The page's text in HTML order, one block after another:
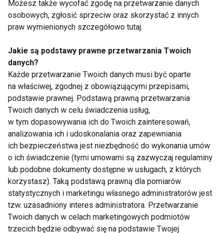
chłodniki, jogurt z owocami, koktajle na bazie kefiru
czy grillowana cukinia z dodatkiem świeżych ziół.
Takie posiłki nie tylko pomagają utrzymać
nawodnienie, ale również dostarczają energii i
niezbędnych składników odżywczych.
Jeśli zastanawiasz się,co jeść, żeby się nawodnić
odpowiedź jest prostsza, niż się wydaje. Arbuz,
ogórek, pomidory, cukinia, truskawki, kefir, jogurt
naturalny oraz chłodniki to produkty, które doskonale
wspierają organizm podczas upałów.
Pamiętaj, że odpowiednie nawodnienie zaczyna się
nie tylko od szklanki wody, ale również od dobrze
skomponowanego talerza. W upalne dni warto
wykorzystać sezonowe produkty, które naturalnie
Możesz także wycofać zgodę na przetwarzanie danych
osobowych, zgłosić sprzeciw oraz skorzystać z innych
praw wymienionych szczegółowo tutaj.
Jakie są podstawy prawne przetwarzania Twoich
danych?
Każde przetwarzanie Twoich danych musi być oparte
na właściwej, zgodnej z obowiązującymi przepisami,
podstawie prawnej. Podstawą prawną przetwarzania
Twoich danych w celu świadczenia usług,
w tym dopasowywania ich do Twoich zainteresowań,
analizowania ich i udoskonalania oraz zapewniania
ich bezpieczeństwa jest niezbędność do wykonania umów
o ich świadczenie (tymi umowami są zazwyczaj regulaminy
lub podobne dokumenty dostępne w usługach, z których
korzystasz). Taką podstawą prawną dla pomiarów
statystycznych i marketingu własnego administratorów jest
tzw. uzasadniony interes administratora. Przetwarzanie
Twoich danych w celach marketingowych podmiotów
trzecich będzie odbywać się na podstawie Twojej